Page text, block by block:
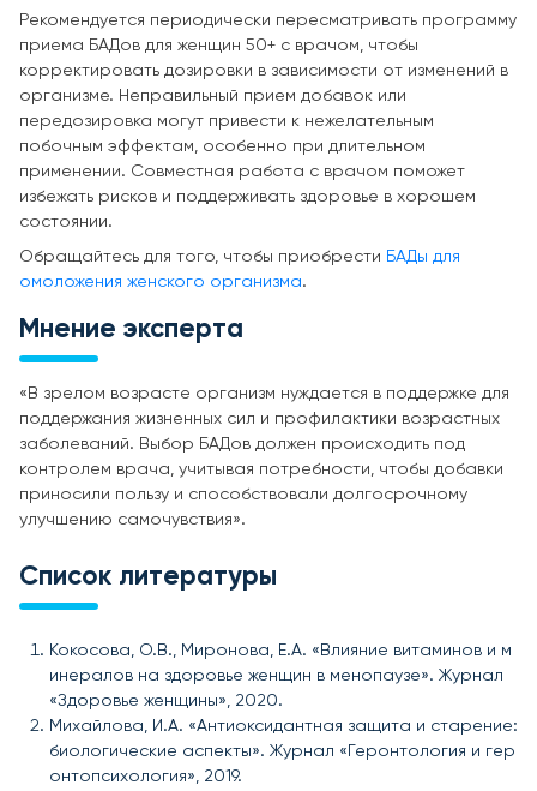
Рекомендуется периодически пересматривать программу
приема БАДов для женщин 50+ с врачом, чтобы
корректировать дозировки в зависимости от изменений в
организме. Неправильный прием добавок или
передозировка могут привести к нежелательным
побочным эффектам, особенно при длительном
применении. Совместная работа с врачом поможет
избежать рисков и поддерживать здоровье в хорошем
состоянии.
Обращайтесь для того, чтобы приобрести БАДы для
омоложения женского организма.
Мнение эксперта
«В зрелом возрасте организм нуждается в поддержке для
поддержания жизненных сил и профилактики возрастных
заболеваний. Выбор БАДов должен происходить под
контролем врача, учитывая потребности, чтобы добавки
приносили пользу и способствовали долгосрочному
улучшению самочувствия».
Список литературы
Кокосова, О.В., Миронова, Е.А. «Влияние витаминов и м
инералов на здоровье женщин в менопаузе». Журнал
«Здоровье женщины», 2020.
Михайлова, И.А. «Антиоксидантная защита и старение:
биологические аспекты». Журнал «Геронтология и гер
онтопсихология», 2019.